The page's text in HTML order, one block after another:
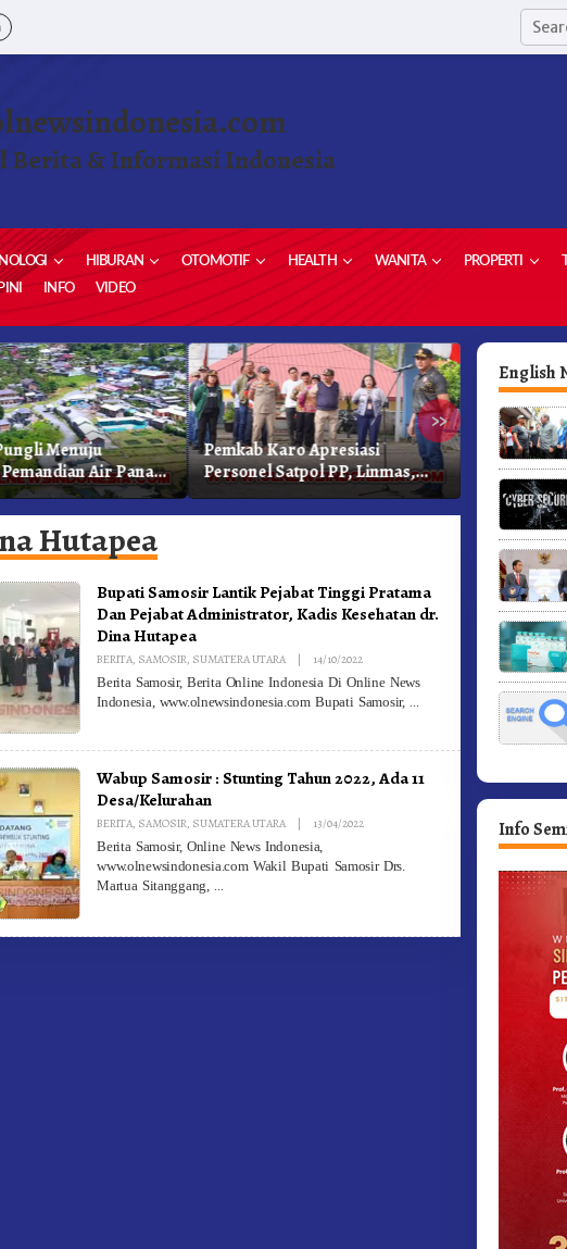
Berita & Informasi Indonesia
HIBURAN OTOMOTIF HEALTH WANITA PROPERTI
INFO VIDEO
»
Menuju
Air Panas
Gunung – Doulu Foto
Pemkab Karo Apresiasi
Personel Satpol PP, Linmas,
Dan Pemadam Kebakaran
Gerak
SMP
Ke-81
Hutapea
Bupati Samosir Lantik Pejabat Tinggi Pratama
Dan Pejabat Administrator, Kadis Kesehatan dr.
Dina Hutapea
BERITA, SAMOSIR, SUMATERA UTARA | 14/10/2022By
Berita Samosir, Berita Online Indonesia Di Online News
Indonesia, www.olnewsindonesia.com Bupati Samosir,
Wabup Samosir : Stunting Tahun 2022, Ada 11
Desa/Kelurahan
BERITA, SAMOSIR, SUMATERA UTARA | 13/04/2022By
Berita Samosir, Online News Indonesia,
www.olnewsindonesia.com Wakil Bupati Samosir Drs.
Martua Sitanggang,
English
Info